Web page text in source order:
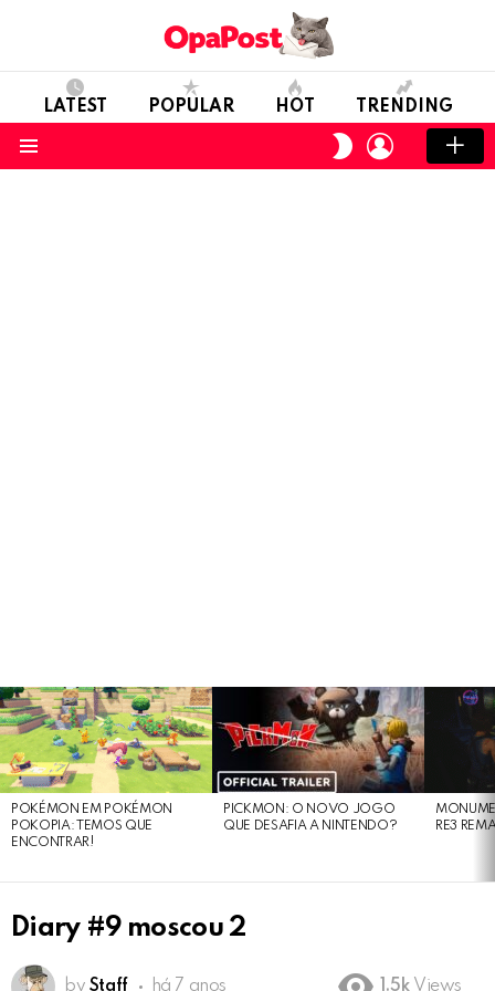
LATEST POPULAR HOT TRENDING
SWITCH
SKIN
LOGIN
LATEST
STORIES
POKÉMON EM POKÉMON
POKOPIA: TEMOS QUE
ENCONTRAR!
PICKMON: O NOVO JOGO
QUE DESAFIA A NINTENDO?
RE3
Diary #9 moscou 2
by Staff há 7 anos 1.5k Views